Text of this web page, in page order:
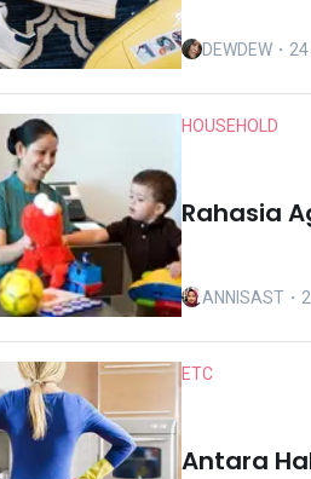
DEWDEW ・
HOUSEHOLD
Rahasia
ANNISAST ・
ETC
Antara